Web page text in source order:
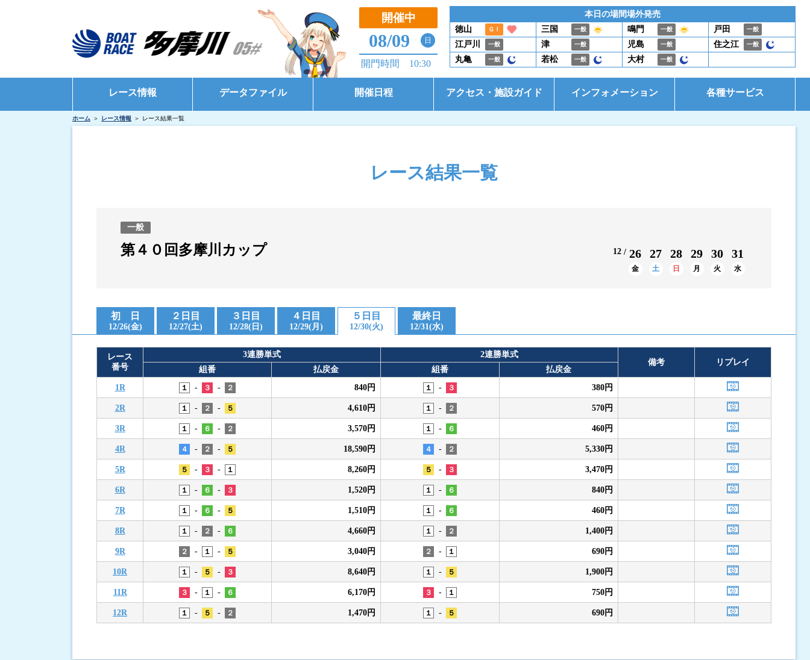
開催中
08/09 日
開門時間 10:30
本日の場間場外発売
徳山
ＧⅠ 三国 一般 鳴門 一般 戸田 一般
江戸川 一般 津 一般 児島 一般 住之江 一般
丸亀 一般 若松 一般 大村 一般
レース情報
シリーズインデックス
出走表・前日予想PDF
モーター抽選結果・前検タイムランキング
データファイル 開催日程
開催日程（BTS市原）
アクセス・施設ガイド インフォメーション 各種サービス
ホーム レース情報 レース結果一覧
レース結果一覧
一般
第４０回多摩川カップ 12 26
金
27
土
28
日
29
月
30
火
31
水
初 日
12/26(金)
２日目
12/27(土)
３日目
12/28(日)
４日目
12/29(月)
５日目
12/30(火)
最終日
12/31(水)
レース
番号
3連勝単式
2連勝単式
備考
リプレイ
組番
払戻金 組番
払戻金
1R
１ - ３ - ２ 840円 １ - ３ 380円
2R １ - ２ - ５ 4,610円 １ - ２ 570円
3R １ - ６ - ２ 3,570円 １ - ６ 460円
4R ４ - ２ - ５ 18,590円 ４ - ２ 5,330円
5R ５ - ３ - １ 8,260円 ５ - ３ 3,470円
6R １ - ６ - ３ 1,520円 １ - ６ 840円
7R １ - ６ - ５ 1,510円 １ - ６ 460円
8R １ - ２ - ６ 4,660円 １ - ２ 1,400円
9R ２ - １ - ５ 3,040円 ２ - １ 690円
10R １ - ５ - ３ 8,640円 １ - ５ 1,900円
11R ３ - １ - ６ 6,170円 ３ - １ 750円
12R １ - ５ - ２ 1,470円 １ - ５ 690円